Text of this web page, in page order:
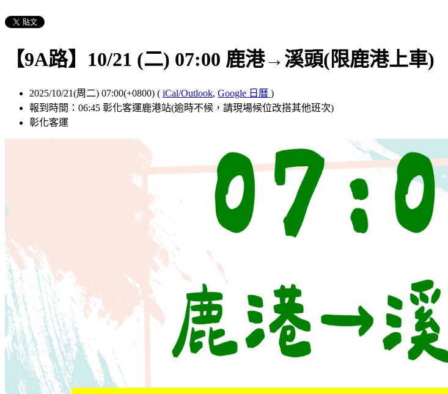
【9A路】10/21 (二) 07:00 鹿港→溪頭(限鹿港上車)
2025/10/21(周二) 07:00(+0800) ( iCal/Outlook, Google 日曆 )
報到時間：06:45 彰化客運鹿港站(逾時不候，請現場候位改搭其他班次)
彰化客運